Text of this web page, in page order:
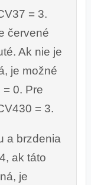
= 3.
červené
Ak nie je
je možné
0. Pre
= 3.
a brzdenia
ak táto
je